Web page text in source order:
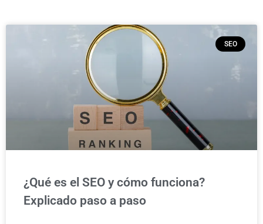
SEO
¿Qué es el SEO y cómo funciona?
Explicado paso a paso